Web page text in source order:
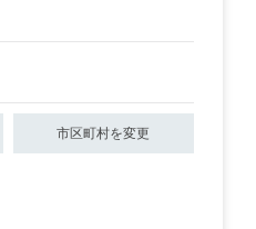
市区町村を変更